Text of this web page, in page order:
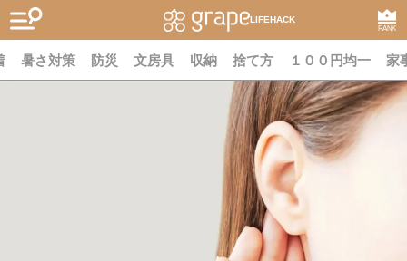
LIFEHACK
RANK
暑さ対策 防災 文房具 収納 捨て方 １００円均一 家